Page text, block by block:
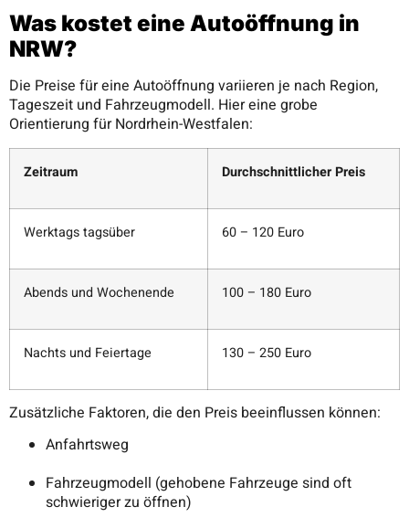
Was kostet eine Autoöffnung in
NRW?
Die Preise für eine Autoöffnung variieren je nach Region,
Tageszeit und Fahrzeugmodell. Hier eine grobe
Orientierung für Nordrhein-Westfalen:
Zeitraum Durchschnittlicher Preis
Werktags tagsüber 60 – 120 Euro
Abends und Wochenende 100 – 180 Euro
Nachts und Feiertage 130 – 250 Euro
Zusätzliche Faktoren, die den Preis beeinflussen können:
Anfahrtsweg
Fahrzeugmodell (gehobene Fahrzeuge sind oft
schwieriger zu öffnen)